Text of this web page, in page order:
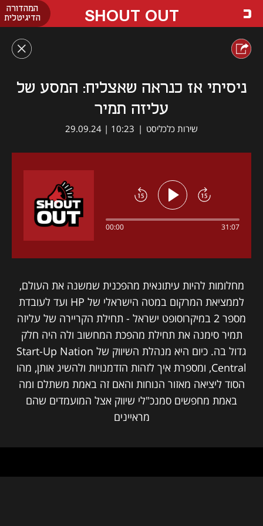
המהדורה
הדיגיטלית
SHOUT OUT
ניסיתי אז כנראה שאצליח: המסע של
עליזה תמיר
שירות כלכליסט |
10:23 | 29.09.24
31:07
00:00
מחלומות להיות עיתונאית מהפכנית שמשנה את העולם,
לממציאת המרקום במטה הישראלי של HP ועד לעובדת
מספר 2 במיקרוסופט ישראל - תחילת הקריירה של עליזה
תמיר סימנה את תחילת מהפכת המחשוב ולה היה חלק
גדול בה. כיום היא מנהלת השיווק של Start-Up Nation
Central, ומספרת איך לזהות הזדמנויות ולהשיג אותן, מהו
הסוד ליציאה מאזור הנוחות והאם זה באמת משתלם ומה
באמת מחפשים סמנכ"לי שיווק אצל המועמדים שהם
מראיינים